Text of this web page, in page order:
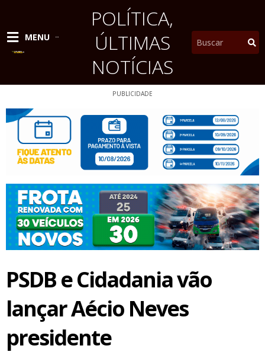
conteúdo
MENU
POLÍTICA,
ÚLTIMAS
NOTÍCIAS
Pesquisar
PUBLICIDADE
PSDB e Cidadania vão
lançar Aécio Neves
presidente